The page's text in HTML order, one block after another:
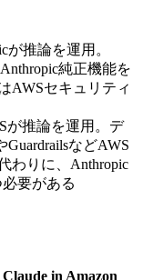
が推論を運用。
純正機能を
AWSセキュリティ
が推論を運用。デ
などAWS
わりに、Anthropic
要がある
Claude in Amazon